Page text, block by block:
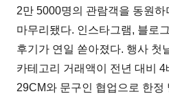
2만 5000명의 관람객을 동원하
마무리됐다. 인스타그램, 블로
후기가 연일 쏟아졌다. 행사 첫
카테고리 거래액이 전년 대비 4
29CM와 문구인 협업으로 한정